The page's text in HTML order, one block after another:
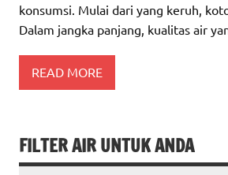
konsumsi. Mulai dari yang keruh,
Dalam jangka panjang, kualitas air
READ MORE
FILTER AIR UNTUK ANDA